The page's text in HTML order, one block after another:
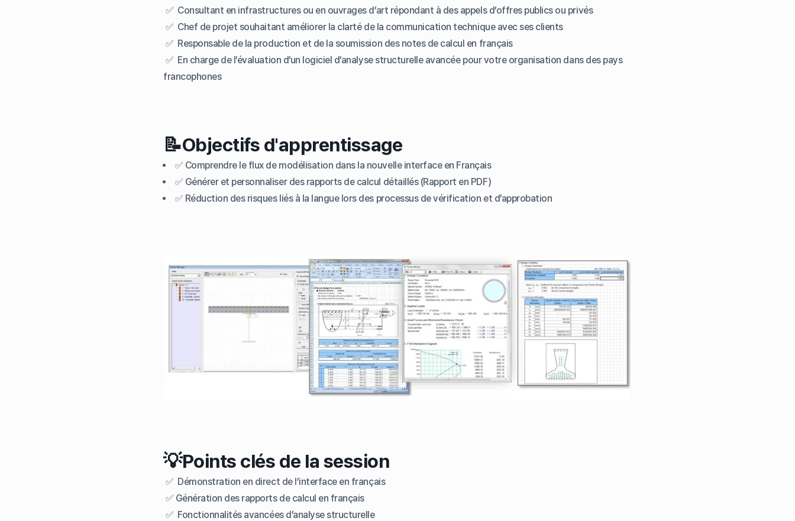
✅ Consultant en infrastructures ou en ouvrages d’art répondant à des appels d’offres publics ou privés
✅ Chef de projet souhaitant améliorer la clarté de la communication technique avec ses clients
✅ Responsable de la production et de la soumission des notes de calcul en français
✅ En charge de l’évaluation d’un logiciel d’analyse structurelle avancée pour votre organisation dans des pays
francophones
📝Objectifs d'apprentissage
✅ Comprendre le flux de modélisation dans la nouvelle interface en Français
✅ Générer et personnaliser des rapports de calcul détaillés (Rapport en PDF)
✅ Réduction des risques liés à la langue lors des processus de vérification et d’approbation
💡Points clés de la session
✅ Démonstration en direct de l’interface en français
✅ Génération des rapports de calcul en français
✅ Fonctionnalités avancées d’analyse structurelle